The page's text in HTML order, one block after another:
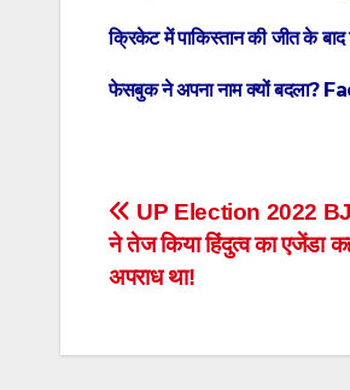
क्रिकेट में पाकिस्तान की जीत के
फेसबुक ने अपना नाम क्यों बदला?
Post
navigation
UP Election 2022
ने तेज किया हिंदुत्व का एजेंडा
अपराध था!